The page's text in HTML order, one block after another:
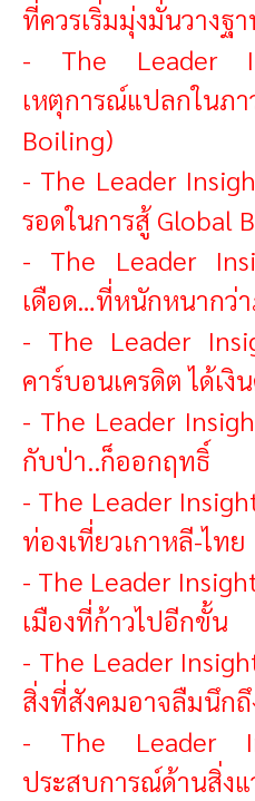
ที่ควรเริ่มมุ่งมั่นวางฐ
- The Leader
เหตุการณ์แปลกในภ
Boiling)
- The Leader
รอดในการสู้ Global
- The Leader
เดือด…ที่หนักหนากว่
- The Leader
คาร์บอนเครดิต ได้เงิ
- The Leader
กับป่า..ก็ออกฤทธิ์
- The Leader
ท่องเที่ยวเกาหลี-ไทย
- The Leader
เมืองที่ก้าวไปอีกขั้น
- The Leader
สิ่งที่สังคมอาจลืมนึกถึ
- The Leader
ประสบการณ์ด้านสิ่ง